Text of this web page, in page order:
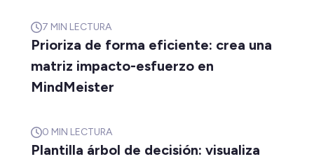
7 MIN LECTURA
Prioriza de forma eficiente: crea una
matriz impacto-esfuerzo en
MindMeister
0 MIN LECTURA
Plantilla árbol de decisión: visualiza